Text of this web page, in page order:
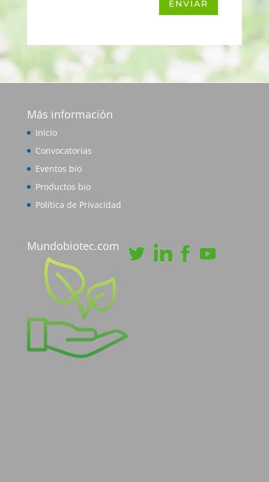
ENVIAR
Más información
Inicio
Convocatorias
Eventos bio
Productos bio
Política de Privacidad
Mundobiotec.com